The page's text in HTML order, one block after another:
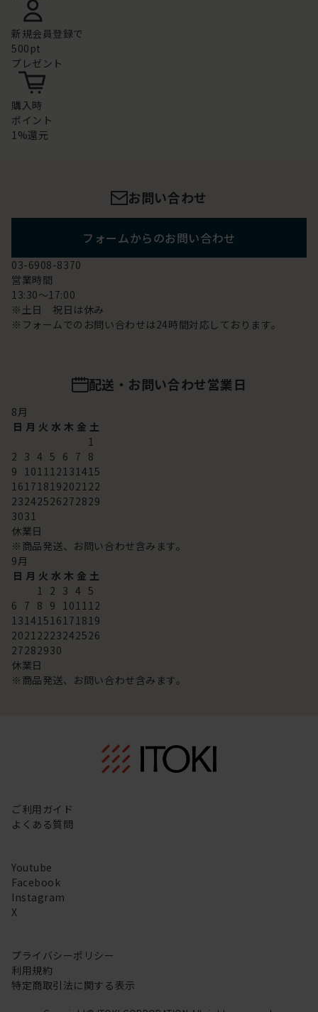
新規会員登録で
500pt
プレゼント
購入時
ポイント
1%還元
お問い合わせ
フォームからのお問い合わせ
03-6908-8370
営業時間
13:30～17:00
※土日 祝日は休み
※フォームでのお問い合わせは24時間対応しております。
配送・お問い合わせ営業日
8月
日 月 火 水 木 金 土
1
2 3 4 5 6 7 8
9 101112131415
16171819202122
23242526272829
3031
休業日
※商品発送、お問い合わせ含みます。
9月
日 月 火 水 木 金 土
1 2 3 4 5
6 7 8 9 101112
13141516171819
20212223242526
27282930
休業日
※商品発送、お問い合わせ含みます。
ご利用ガイド
よくある質問
Youtube
Facebook
Instagram
X
プライバシーポリシー
利用規約
特定商取引法に関する表示